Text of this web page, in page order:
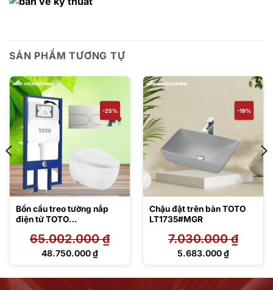
SẢN PHẨM TƯƠNG TỰ
-25%
Bồn cầu treo tường nắp
điện tử TOTO
A/WH172AT/TCA546/MB1
75M#SS
65.002.000₫
Giá
48.750.000₫
Giá
-19%
Chậu đặt trên bàn TOTO
LT1735#MGR
7.030.000₫
Giá
7.030.000 ₫.
5.683.000₫
Giá